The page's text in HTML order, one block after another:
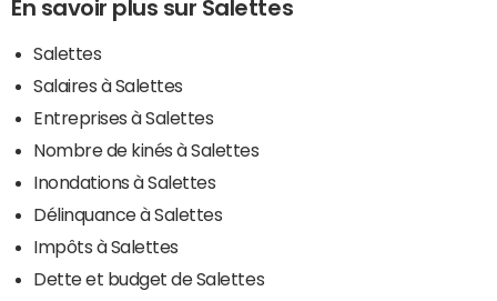
En savoir plus sur Salettes
Salettes
Salaires à Salettes
Entreprises à Salettes
Nombre de kinés à Salettes
Inondations à Salettes
Délinquance à Salettes
Impôts à Salettes
Dette et budget de Salettes